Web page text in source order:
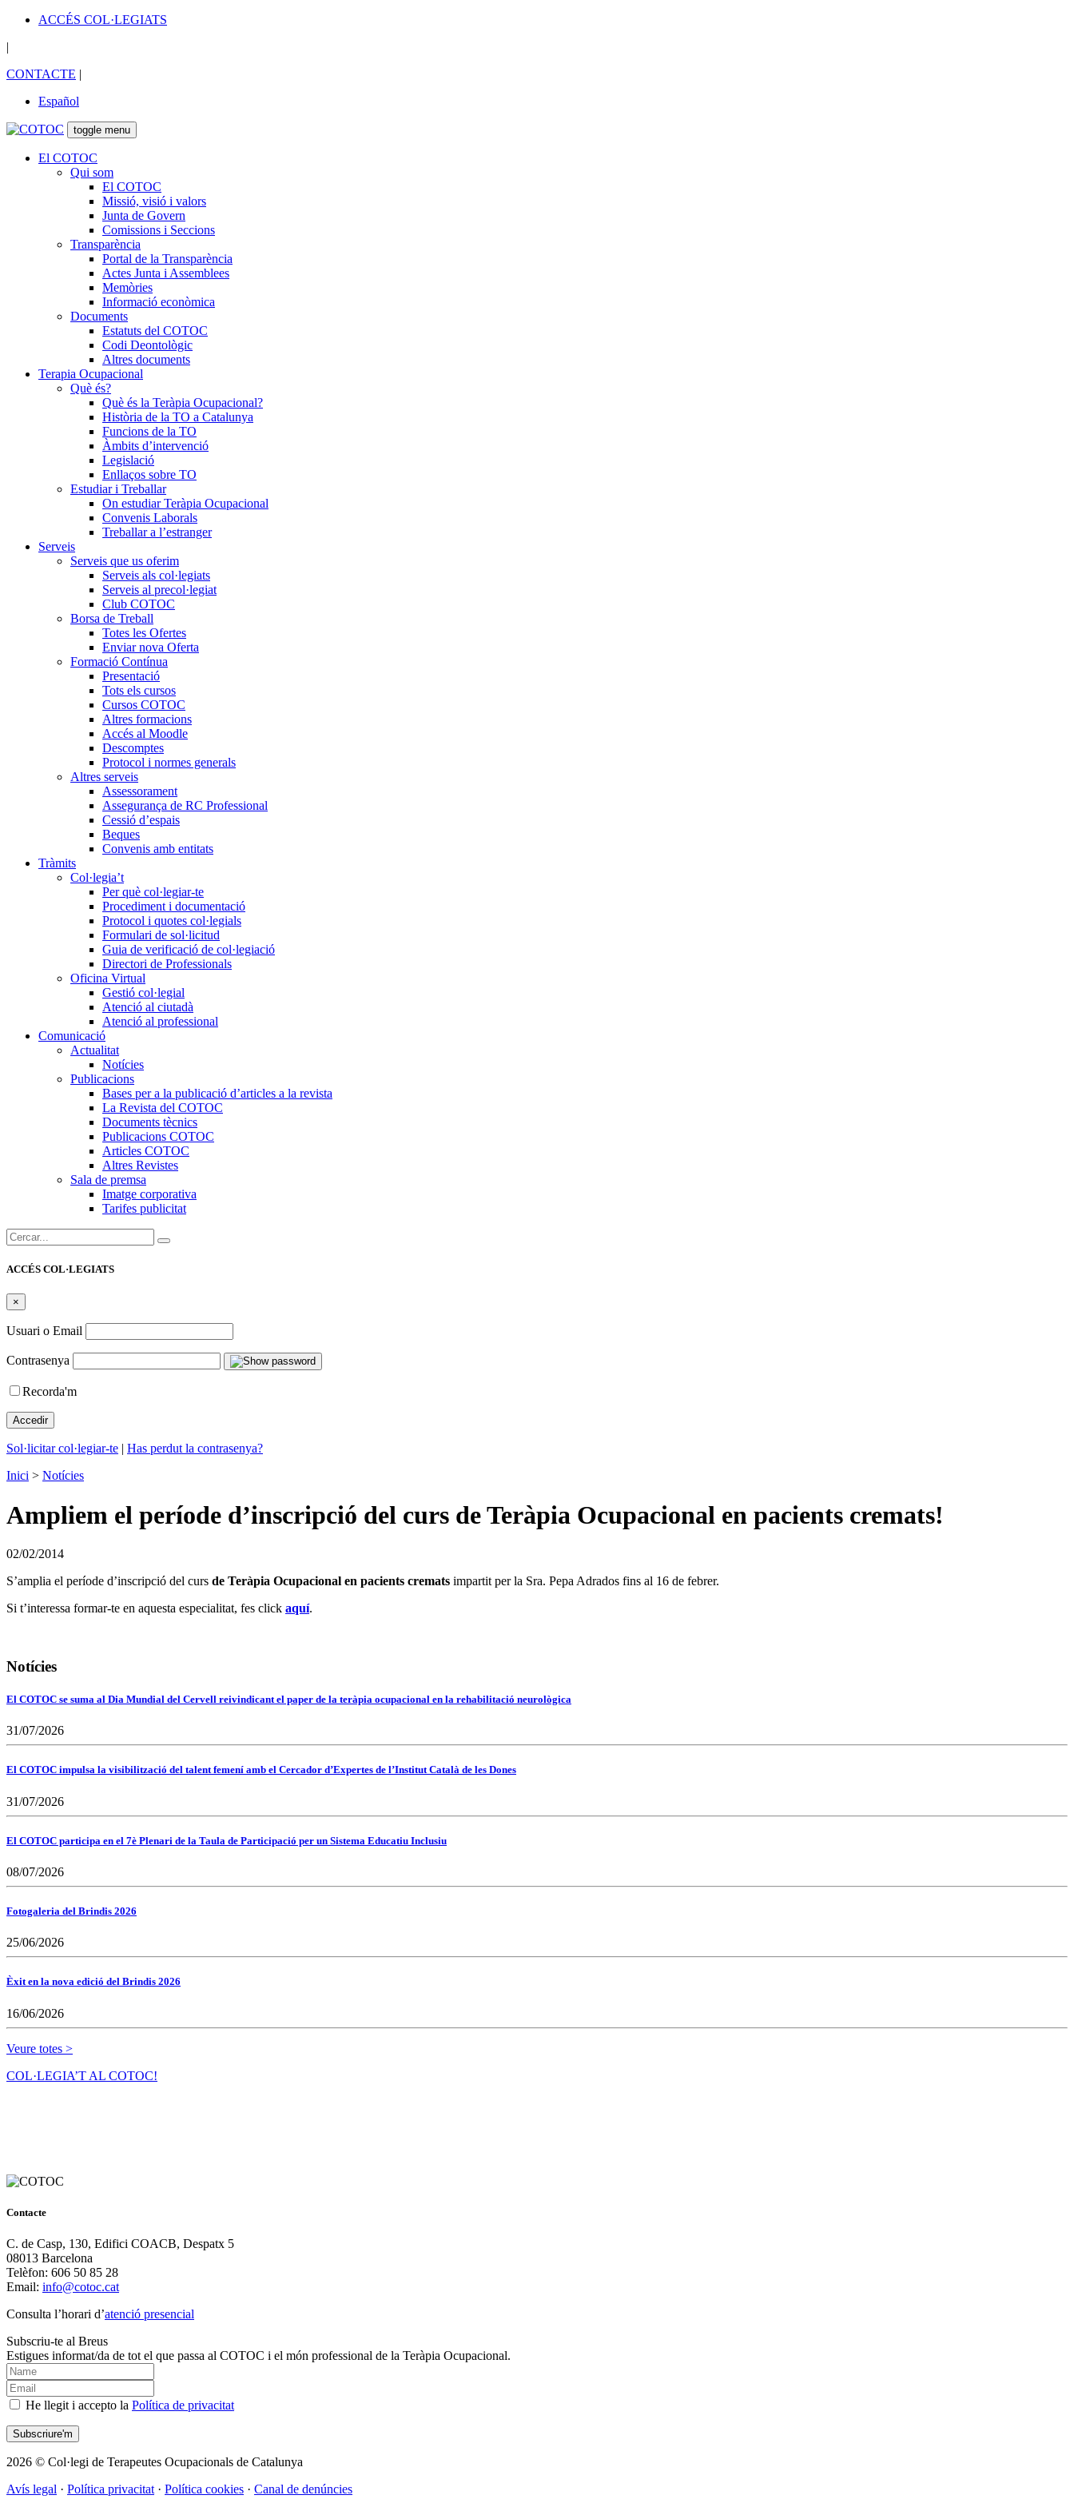
ACCÉS COL·LEGIATS
|
CONTACTE |
Español
toggle menu
El COTOC
Qui som
El COTOC
Missió, visió i valors
Junta de Govern
Comissions i Seccions
Transparència
Portal de la Transparència
Actes Junta i Assemblees
Memòries
Informació econòmica
Documents
Estatuts del COTOC
Codi Deontològic
Altres documents
Terapia Ocupacional
Què és?
Què és la Teràpia Ocupacional?
Història de la TO a Catalunya
Funcions de la TO
Àmbits d’intervenció
Legislació
Enllaços sobre TO
Estudiar i Treballar
On estudiar Teràpia Ocupacional
Convenis Laborals
Treballar a l’estranger
Serveis
Serveis que us oferim
Serveis als col·legiats
Serveis al precol·legiat
Club COTOC
Borsa de Treball
Totes les Ofertes
Enviar nova Oferta
Formació Contínua
Presentació
Tots els cursos
Cursos COTOC
Altres formacions
Accés al Moodle
Descomptes
Protocol i normes generals
Altres serveis
Assessorament
Assegurança de RC Professional
Cessió d’espais
Beques
Convenis amb entitats
Tràmits
Col·legia’t
Per què col·legiar-te
Procediment i documentació
Protocol i quotes col·legials
Formulari de sol·licitud
Guia de verificació de col·legiació
Directori de Professionals
Oficina Virtual
Gestió col·legial
Atenció al ciutadà
Atenció al professional
Comunicació
Actualitat
Notícies
Publicacions
Bases per a la publicació d’articles a la revista
La Revista del COTOC
Documents tècnics
Publicacions COTOC
Articles COTOC
Altres Revistes
Sala de premsa
Imatge corporativa
Tarifes publicitat
Cercar:
ACCÉS COL·LEGIATS
×
Usuari o Email
Contrasenya
Recorda'm
Sol·licitar col·legiar-te | Has perdut la contrasenya?
Inici > Notícies
Ampliem el període d’inscripció del curs de Teràpia Ocupacional en pacients cremats!
02/02/2014
S’amplia el període d’inscripció del curs de Teràpia Ocupacional en pacients cremats impartit per la Sra. Pepa Adrados fins al 16 de febrer.
Si t’interessa formar-te en aquesta especialitat, fes click aquí.
Notícies
El COTOC se suma al Dia Mundial del Cervell reivindicant el paper de la teràpia ocupacional en la rehabilitació neurològica
31/07/2026
El COTOC impulsa la visibilització del talent femení amb el Cercador d’Expertes de l’Institut Català de les Dones
31/07/2026
El COTOC participa en el 7è Plenari de la Taula de Participació per un Sistema Educatiu Inclusiu
08/07/2026
Fotogaleria del Brindis 2026
25/06/2026
Èxit en la nova edició del Brindis 2026
16/06/2026
Veure totes >
COL·LEGIA’T AL COTOC!
Contacte
C. de Casp, 130, Edifici COACB, Despatx 5
08013 Barcelona
Telèfon: 606 50 85 28
Email: info@cotoc.cat
Consulta l’horari d’atenció presencial
Subscriu-te al Breus
Estigues informat/da de tot el que passa al COTOC i el món professional de la Teràpia Ocupacional.
He llegit i accepto la Política de privacitat
2026 © Col·legi de Terapeutes Ocupacionals de Catalunya
Avís legal · Política privacitat · Política cookies · Canal de denúncies